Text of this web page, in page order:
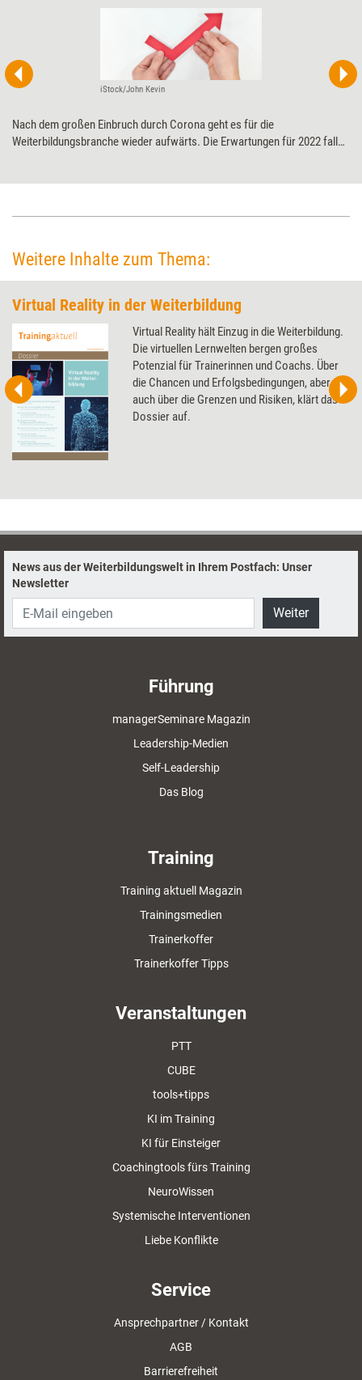
iStock/John Kevin
Nach dem großen Einbruch durch Corona geht es für die
Weiterbildungsbranche wieder aufwärts. Die Erwartungen für 2022 fallen
Weitere Inhalte zum Thema:
Virtual Reality in der Weiterbildung
Virtual Reality hält Einzug in die Weiterbildung.
Die virtuellen Lernwelten bergen großes
Potenzial für Trainerinnen und Coachs. Über
die Chancen und Erfolgsbedingungen, aber
auch über die Grenzen und Risiken, klärt das
Dossier auf.
News aus der Weiterbildungswelt in Ihrem Postfach: Unser
Newsletter
Weiter
Führung
managerSeminare Magazin
Leadership-Medien
Self-Leadership
Das Blog
Training
Training aktuell Magazin
Trainingsmedien
Trainerkoffer
Trainerkoffer Tipps
Veranstaltungen
PTT
CUBE
tools+tipps
KI im Training
KI für Einsteiger
Coachingtools fürs Training
NeuroWissen
Systemische Interventionen
Liebe Konflikte
Service
Ansprechpartner / Kontakt
AGB
Barrierefreiheit